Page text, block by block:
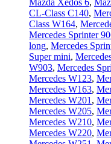
CL-Class C140,
Class W164,
Mercedes Sprinter
long, Mercedes
Super mini,
W903, Mercedes
Mercedes W123,
Mercedes W163,
Mercedes W201 ,
Mercedes W205,
Mercedes W210,
Mercedes W220,